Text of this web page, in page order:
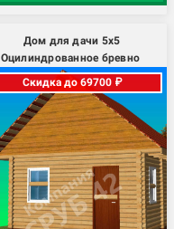
Дом для дачи 5х5
Оцилиндрованное бревно
Скидка до 69700 ₽